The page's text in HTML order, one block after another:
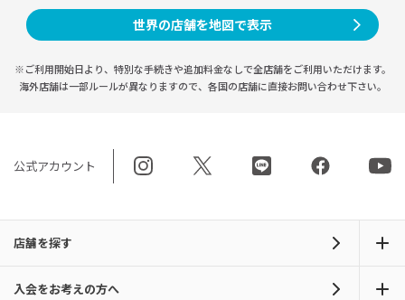
世界の店舗を地図で表示
※ご利用開始日より、特別な手続きや追加料金なしで全店舗をご利用いただけます。
海外店舗は一部ルールが異なりますので、 各国の店舗に直接お問い合わせ下さい。
公式アカウント
店舗を探す
入会をお考えの方へ